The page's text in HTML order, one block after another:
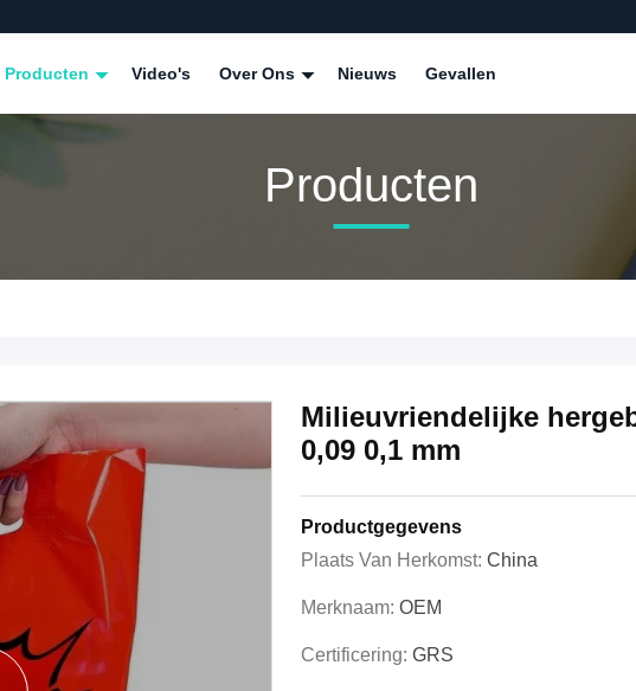
Producten Video's Over Ons Nieuws Gevallen
Producten
Milieuvriendelijke
0,09 0,1 mm
Productgegevens
Plaats Van Herkomst: China
Merknaam: OEM
Certificering: GRS